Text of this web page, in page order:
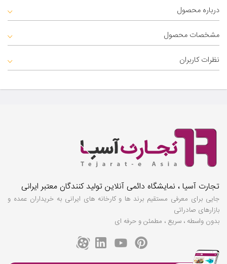
درباره محصول
مشخصات محصول
نظرات کاربران
تجارت آسیا ، نمایشگاه دائمی آنلاین تولید کنندگان معتبر ایرانی
جایی برای معرفی مستقیم برند ها و کارخانه های ایرانی به خریداران عمده و
بازارهای صادراتی
بدون واسطه ، سریع ، مطمئن و حرفه ای